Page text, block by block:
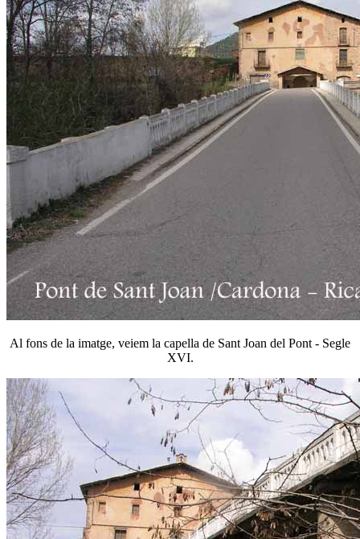
Al fons de la imatge, veiem la capella de Sant Joan del Pont - Segle
XVI.